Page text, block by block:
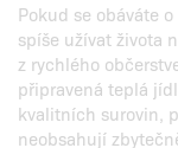
Pokud se obáváte
spíše užívat života
z rychlého
připravená teplá
kvalitních surovin,
neobsahují